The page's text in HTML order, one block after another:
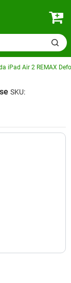
iPad Air 2 REMAX
SKU: